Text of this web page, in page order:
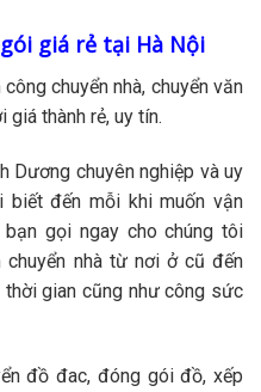
giá rẻ tại Hà Nội
chuyển nhà, chuyển văn
giá thành rẻ, uy tín.
Dương chuyên nghiệp và uy
đến mỗi khi muốn vận
bạn gọi ngay cho chúng tôi
chuyển nhà từ nơi ở cũ đến
gian cũng như công sức
đồ đac, đóng gói đồ, xếp